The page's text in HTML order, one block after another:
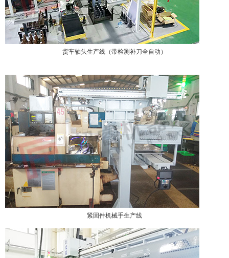
货车轴头生产线（带检测补刀全自动）
紧固件机械手生产线